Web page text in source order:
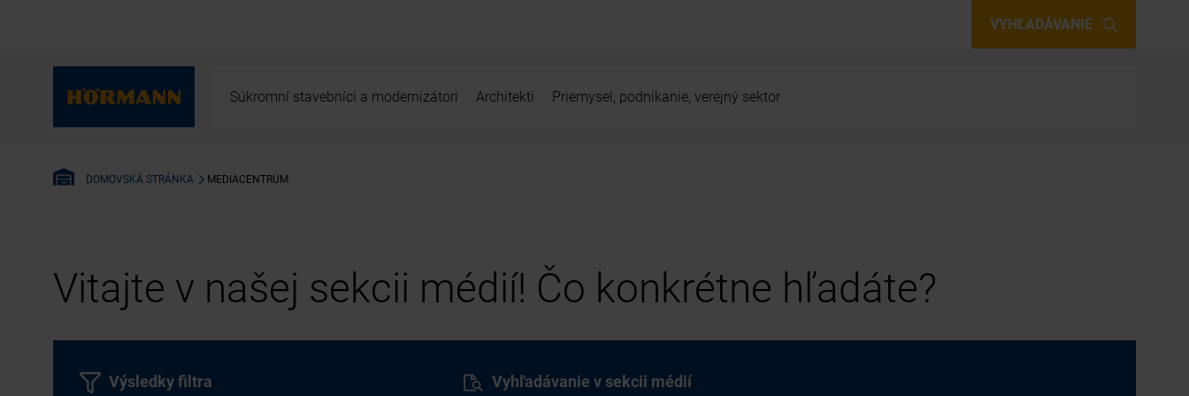
VYHĽADÁVANIE
Súkromní stavebníci a modernizátori Architekti Priemysel, podnikanie, verejný sektor
DOMOVSKÁ STRÁNKA MEDIACENTRUM
Vitajte v našej sekcii médií! Čo konkrétne hľadáte?
Vyhľadávanie v sekcii médií
Výsledky filtra